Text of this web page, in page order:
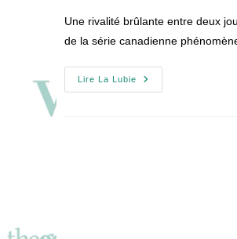
Une rivalité brûlante entre deux
de la série canadienne
Lire La Lubie
HEATED
RIVALRY